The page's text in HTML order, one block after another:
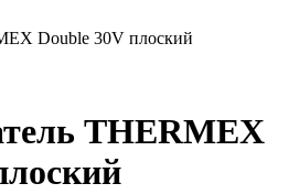
Double 30V плоский
THERMEX